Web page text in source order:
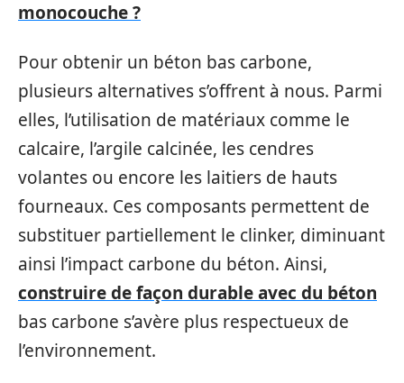
monocouche ?
Pour obtenir un béton bas carbone,
plusieurs alternatives s’offrent à nous. Parmi
elles, l’utilisation de matériaux comme le
calcaire, l’argile calcinée, les cendres
volantes ou encore les laitiers de hauts
fourneaux. Ces composants permettent de
substituer partiellement le clinker, diminuant
ainsi l’impact carbone du béton. Ainsi,
construire de façon durable avec du béton
bas carbone s’avère plus respectueux de
l’environnement.